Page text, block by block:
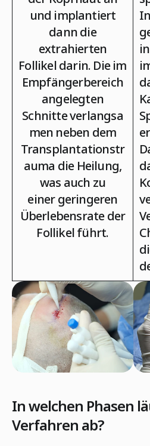
und implantiert
dann die
extrahierten
Follikel darin. Die im
Empfängerbereich
angelegten
Schnitteverlangsa
men neben dem
Transplantationstr
auma die Heilung,
was auch zu
einergeringeren
Überlebensrate der
Follikelführt.
In welchen Phasen
Verfahren ab?